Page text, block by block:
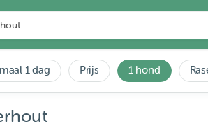
1 dag Prijs 1 hond